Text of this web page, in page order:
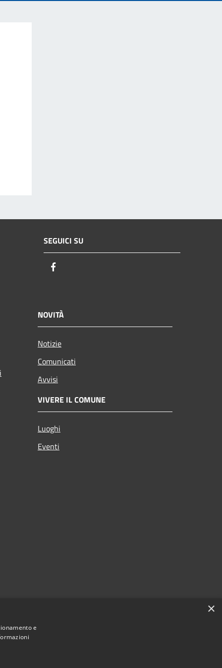
SEGUICI SU
NOVITÀ
Notizie
Comunicati
Avvisi
VIVERE IL COMUNE
Luoghi
Eventi
×
e